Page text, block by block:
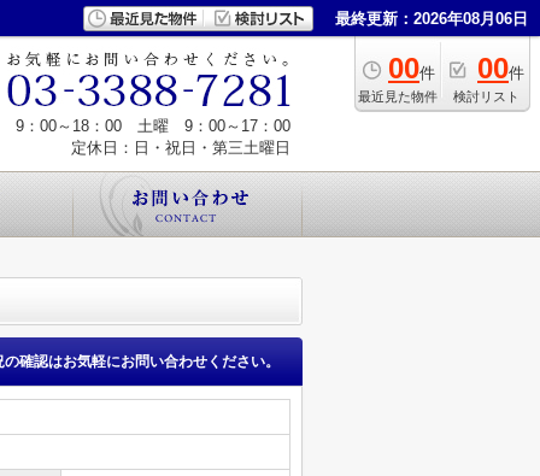
最終更新：2026年08月06日
00件
最近見た物件
00件
検討リスト
9：00～18：00 土曜 9：00～17：00
定休日：日・祝日・第三土曜日
の確認はお気軽にお問い合わせください。